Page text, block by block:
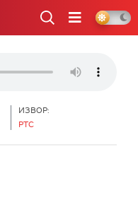
ИЗВОР:
РТС